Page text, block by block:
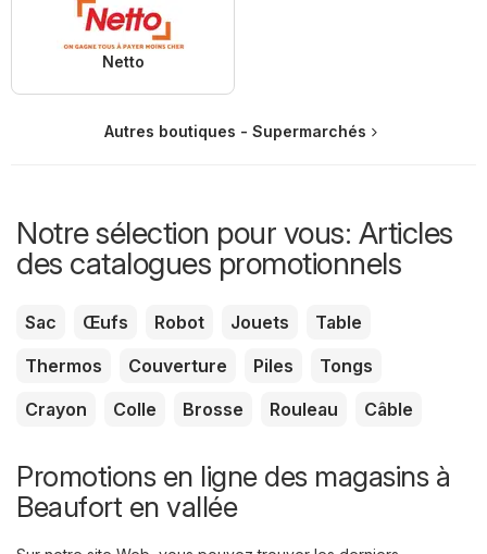
Netto
Autres boutiques - Supermarchés
Notre sélection pour vous: Articles
des catalogues promotionnels
Sac Œufs Robot Jouets
Table
Thermos
Couverture Piles
Tongs
Crayon
Colle Brosse Rouleau Câble
Promotions en ligne des magasins à
Beaufort en vallée